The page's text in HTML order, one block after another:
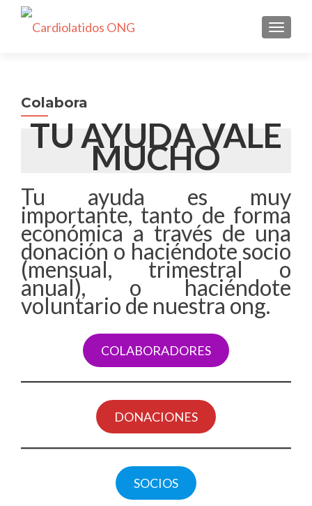
Colabora
TU AYUDA VALE
MUCHO
Tu ayuda es muy
importante, tanto de forma
económica a través de una
donación o haciéndote socio
(mensual, trimestral o
anual), o haciéndote
voluntario de nuestra ong.
COLABORADORES
DONACIONES
SOCIOS